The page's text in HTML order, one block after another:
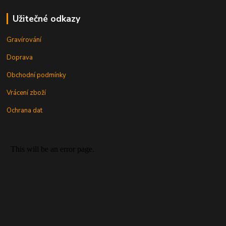
Užitečné odkazy
Gravírování
Doprava
Obchodní podmínky
Vrácení zboží
Ochrana dat